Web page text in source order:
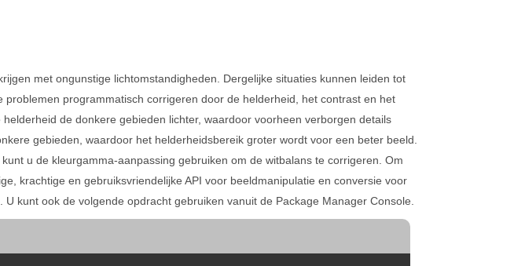
met ongunstige lichtomstandigheden. Dergelijke situaties kunnen leiden tot
programmatisch corrigeren door de helderheid, het contrast en het
de donkere gebieden lichter, waardoor voorheen verborgen details
gebieden, waardoor het helderheidsbereik groter wordt voor een beter beeld.
u de kleurgamma-aanpassing gebruiken om de witbalans te corrigeren. Om
krachtige en gebruiksvriendelijke API voor beeldmanipulatie en conversie voor
U kunt ook de volgende opdracht gebruiken vanuit de Package Manager Console.